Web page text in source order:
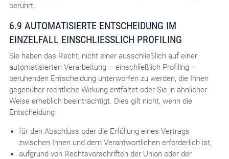
berührt.
6.9 AUTOMATISIERTE ENTSCHEIDUNG IM
EINZELFALL EINSCHLIESSLICH PROFILING
Sie haben das Recht, nicht einer ausschließlich auf einer
automatisierten Verarbeitung – einschließlich Profiling –
beruhenden Entscheidung unterworfen zu werden, die Ihnen
gegenüber rechtliche Wirkung entfaltet oder Sie in ähnlicher
Weise erheblich beeinträchtigt. Dies gilt nicht, wenn die
Entscheidung
für den Abschluss oder die Erfüllung eines Vertrags
zwischen Ihnen und dem Verantwortlichen erforderlich ist,
aufgrund von Rechtsvorschriften der Union oder der